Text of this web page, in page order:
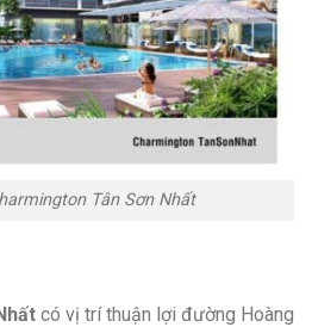
Tân Sơn Nhất
có vị trí thuận lợi đường Hoàng